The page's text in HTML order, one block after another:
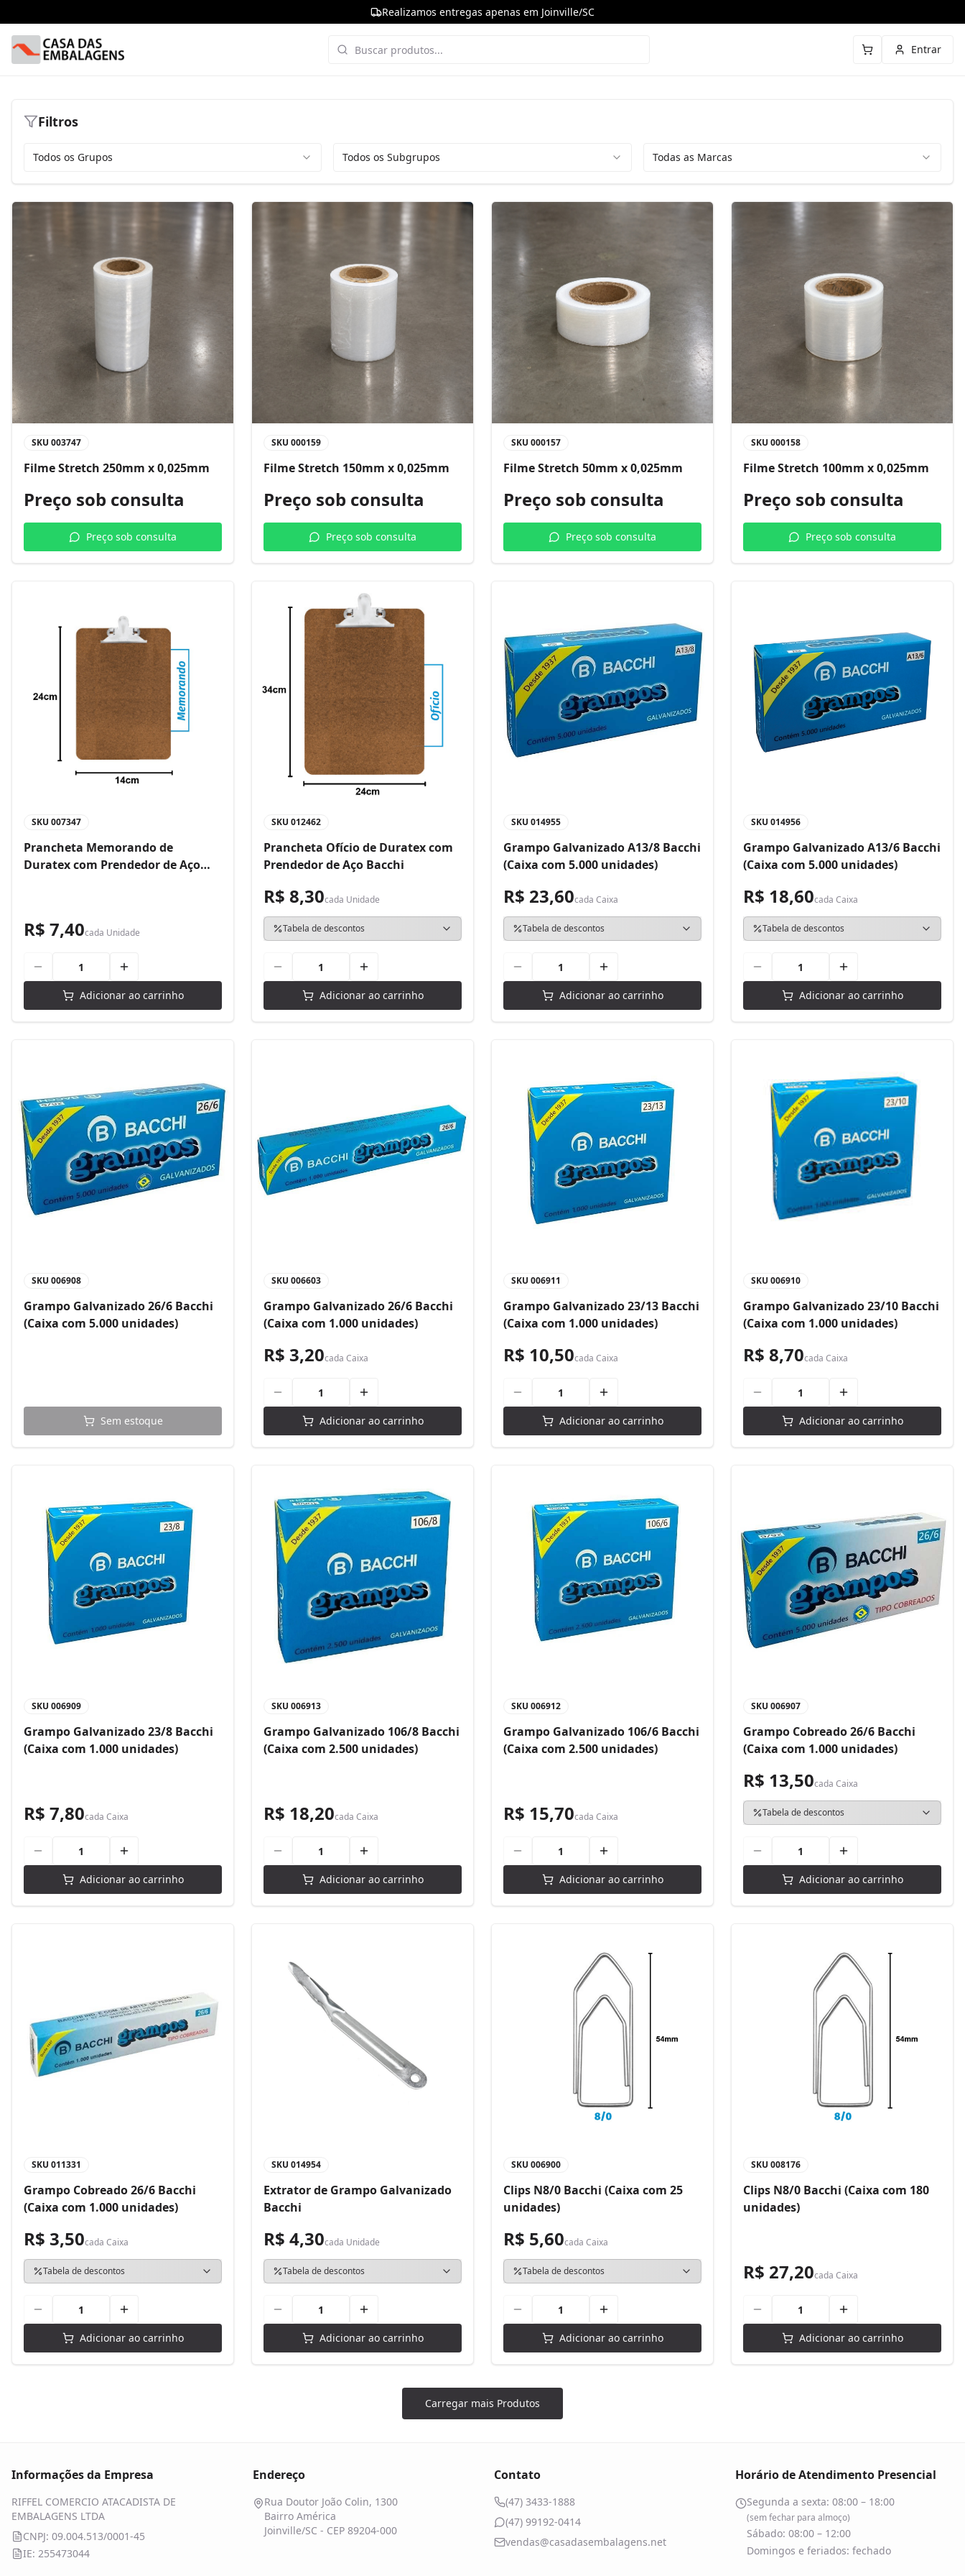
Realizamos entregas apenas em Joinville/SC
Entrar
Filtros
Todos os Grupos Todos os Subgrupos Todas as Marcas
SKU 003747
Filme Stretch 250mm x 0,025mm
Preço sob consulta
Preço sob consulta
SKU 000159
Filme Stretch 150mm x 0,025mm
Preço sob consulta
Preço sob consulta
SKU 000157
Filme Stretch 50mm x 0,025mm
Preço sob consulta
Preço sob consulta
SKU 000158
Filme Stretch 100mm x 0,025mm
Preço sob consulta
Preço sob consulta
SKU 007347
Prancheta Memorando de
Duratex com Prendedor de Aço
R$ 7,40cada Unidade
Adicionar ao carrinho
SKU 012462
Prancheta Ofício de Duratex com
Prendedor de Aço Bacchi
R$ 8,30cada Unidade
Tabela de descontos
Adicionar ao carrinho
SKU 014955
Grampo Galvanizado A13/8 Bacchi
(Caixa com 5.000 unidades)
R$ 23,60cada Caixa
Tabela de descontos
Adicionar ao carrinho
SKU 014956
Grampo Galvanizado A13/6 Bacchi
(Caixa com 5.000 unidades)
R$ 18,60cada Caixa
Tabela de descontos
Adicionar ao carrinho
SKU 006908
Grampo Galvanizado 26/6 Bacchi
(Caixa com 5.000 unidades)
Sem estoque
SKU 006603
Grampo Galvanizado 26/6 Bacchi
(Caixa com 1.000 unidades)
R$ 3,20cada Caixa
Adicionar ao carrinho
SKU 006911
Grampo Galvanizado 23/13 Bacchi
(Caixa com 1.000 unidades)
R$ 10,50cada Caixa
Adicionar ao carrinho
SKU 006910
Grampo Galvanizado 23/10 Bacchi
(Caixa com 1.000 unidades)
R$ 8,70cada Caixa
Adicionar ao carrinho
SKU 006909
Grampo Galvanizado 23/8 Bacchi
(Caixa com 1.000 unidades)
R$ 7,80cada Caixa
Adicionar ao carrinho
SKU 006913
Grampo Galvanizado 106/8 Bacchi
(Caixa com 2.500 unidades)
R$ 18,20cada Caixa
Adicionar ao carrinho
SKU 006912
Grampo Galvanizado 106/6 Bacchi
(Caixa com 2.500 unidades)
R$ 15,70cada Caixa
Adicionar ao carrinho
SKU 006907
Grampo Cobreado 26/6 Bacchi
(Caixa com 1.000 unidades)
R$ 13,50cada Caixa
Tabela de descontos
Adicionar ao carrinho
SKU 011331
Grampo Cobreado 26/6 Bacchi
(Caixa com 1.000 unidades)
R$ 3,50cada Caixa
Tabela de descontos
Adicionar ao carrinho
SKU 014954
Extrator de Grampo Galvanizado
Bacchi
R$ 4,30cada Unidade
Tabela de descontos
Adicionar ao carrinho
SKU 006900
Clips N8/0 Bacchi (Caixa com 25
unidades)
R$ 5,60cada Caixa
Tabela de descontos
Adicionar ao carrinho
SKU 008176
Clips N8/0 Bacchi (Caixa com 180
unidades)
R$ 27,20cada Caixa
Adicionar ao carrinho
Carregar mais Produtos
Informações da Empresa
RIFFEL COMERCIO ATACADISTA DE
EMBALAGENS LTDA
CNPJ: 09.004.513/0001-45
IE: 255473044
Endereço
Rua Doutor João Colin, 1300
Bairro América
Joinville/SC - CEP 89204-000
Contato
(47) 3433-1888
(47) 99192-0414
vendas@casadasembalagens.net
Horário de Atendimento Presencial
Segunda a sexta: 08:00 – 18:00
(sem fechar para almoço)
Sábado: 08:00 – 12:00
Domingos e feriados: fechado